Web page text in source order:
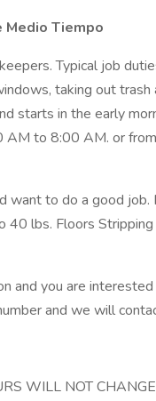
Medio Tiempo
Typical job
taking out trash
starts in the early
AM to 8:00 AM. or
want to do a good job.
40 lbs. Floors
and you are
and we will
WILL NOT